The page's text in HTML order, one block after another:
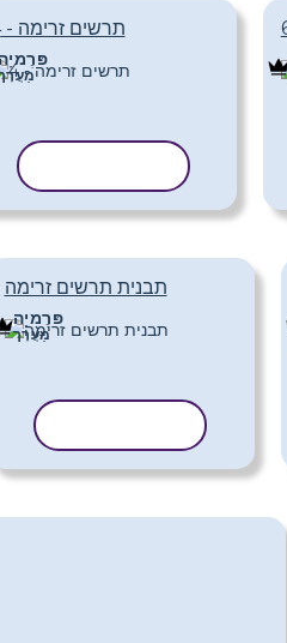
תרשים זרימה - 4
תבנית תרשים זרימה
פּרֶמיָה
מַעֲרָך